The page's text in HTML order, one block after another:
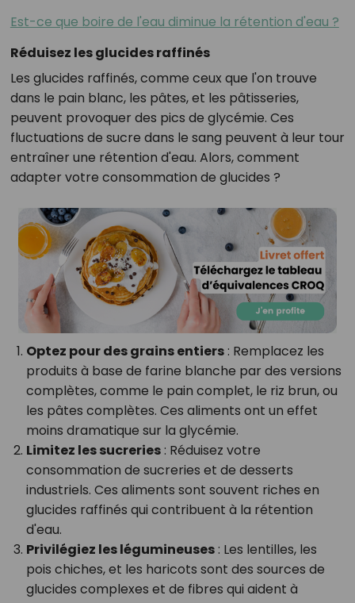
Est-ce que boire de l'eau diminue la rétention d'eau ?
Réduisez les glucides raffinés
Les glucides raffinés, comme ceux que l'on trouve
dans le pain blanc, les pâtes, et les pâtisseries,
peuvent provoquer des pics de glycémie. Ces
fluctuations de sucre dans le sang peuvent à leur tour
entraîner une rétention d'eau. Alors, comment
adapter votre consommation de glucides ?
Optez pour des grains entiers: Remplacez les
produits à base de farine blanche par des versions
complètes, comme le pain complet, le riz brun, ou
les pâtes complètes. Ces aliments ont un effet
moins dramatique sur la glycémie.
Limitez les sucreries: Réduisez votre
consommation de sucreries et de desserts
industriels. Ces aliments sont souvent riches en
glucides raffinés qui contribuent à la rétention
d'eau.
Privilégiez les légumineuses: Les lentilles, les
pois chiches, et les haricots sont des sources de
glucides complexes et de fibres qui aident à